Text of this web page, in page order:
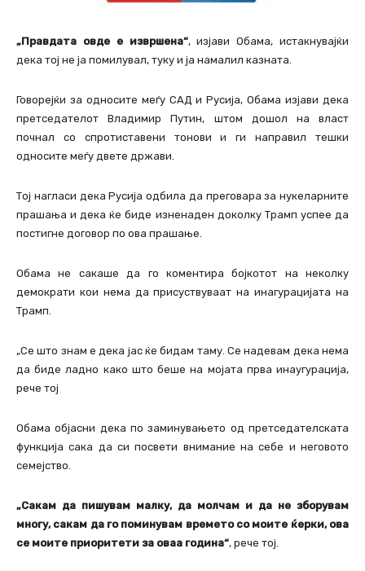
„Правдата овде е извршена“, изјави Обама, истакнувајќи
дека тој не ја помилувал, туку и ја намалил казната.
Говорејќи за односите меѓу САД и Русија, Обама изјави дека
претседателот Владимир Путин, штом дошол на власт
почнал со спротиставени тонови и ги направил тешки
односите меѓу двете држави.
Тој нагласи дека Русија одбила да преговара за нукеларните
прашања и дека ќе биде изненаден доколку Трамп успее да
постигне договор по ова прашање.
Обама не сакаше да го коментира бојкотот на неколку
демократи кои нема да присуствуваат на инагурацијата на
Трамп.
„Се што знам е дека јас ќе бидам таму. Се надевам дека нема
да биде ладно како што беше на мојата прва инаугурација,
рече тој
Обама објасни дека по заминувањето од претседателската
функција сака да си посвети внимание на себе и неговото
семејство.
„Сакам да пишувам малку, да молчам и да не зборувам
многу, сакам да го поминувам времето со моите ќерки, ова
се моите приоритети за оваа година“, рече тој.